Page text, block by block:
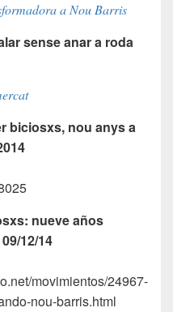
a Nou Barris
sense anar a roda
biciosxs, nou anys a
nueve años
12/14
movimientos/24967-
nou-barris.html